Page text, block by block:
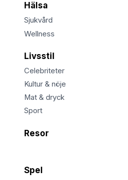
Hälsa
Sjukvård
Wellness
Livsstil
Celebriteter
Kultur & nöje
Mat & dryck
Sport
Resor
Spel